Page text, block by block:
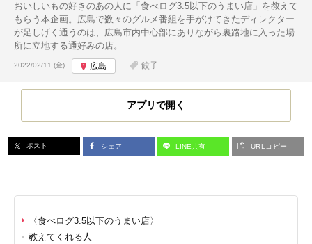
おいしいもの好きのあの人に「食べログ3.5以下のうまい店」を教えて
もらう本企画。広島で数々のグルメ番組を手がけてきたディレクター
が足しげく通うのは、広島市内中心部にありながら裏路地に入った場
所に立地する通好みの店。
投稿日:
2022/02/11 (金) 広島 餃子
アプリで開く
ポスト シェア LINE共有 URLコピー
〈食べログ3.5以下のうまい店〉
教えてくれる人